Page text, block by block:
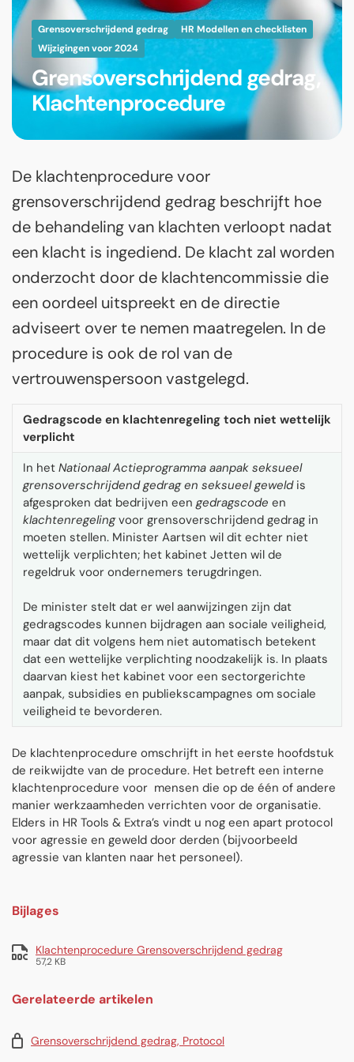
Grensoverschrijdend gedrag
HR Modellen en checklisten
Wijzigingen voor 2024
Grensoverschrijdend gedrag,
Klachtenprocedure
De klachtenprocedure voor
grensoverschrijdend gedrag beschrijft hoe
de behandeling van klachten verloopt nadat
een klacht is ingediend. De klacht zal worden
onderzocht door de klachtencommissie die
een oordeel uitspreekt en de directie
adviseert over te nemen maatregelen. In de
procedure is ook de rol van de
vertrouwenspersoon vastgelegd.
Gedragscode en klachtenregeling toch niet wettelijk
verplicht
In het Nationaal Actieprogramma aanpak seksueel
grensoverschrijdend gedrag en seksueel geweldis
afgesproken dat bedrijven eengedragscode en
klachtenregelingvoor grensoverschrijdend gedrag in
moeten stellen. Minister Aartsen wil dit echter niet
wettelijk verplichten; het kabinet Jetten wil de
regeldruk voor ondernemers terugdringen.
De minister stelt dat er wel aanwijzingen zijn dat
gedragscodes kunnen bijdragen aan sociale veiligheid,
maar dat dit volgens hem niet automatisch betekent
dat een wettelijke verplichting noodzakelijk is. In plaats
daarvan kiest het kabinet voor een sectorgerichte
aanpak, subsidies en publiekscampagnes om sociale
veiligheid te bevorderen.
De klachtenprocedure omschrijft in het eerste hoofdstuk
de reikwijdte van de procedure. Het betreft een interne
klachtenprocedure voor mensen die op de één of andere
manier werkzaamheden verrichten voor de organisatie.
Elders in HR Tools & Extra’s vindt u nog een apart protocol
voor agressie en geweld door derden (bijvoorbeeld
agressie van klanten naar het personeel).
Bijlages
Klachtenprocedure Grensoverschrijdend gedrag
57,2 KB
Gerelateerde artikelen
Grensoverschrijdend gedrag, Protocol